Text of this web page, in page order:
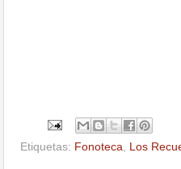
Etiquetas: Fonoteca, Los